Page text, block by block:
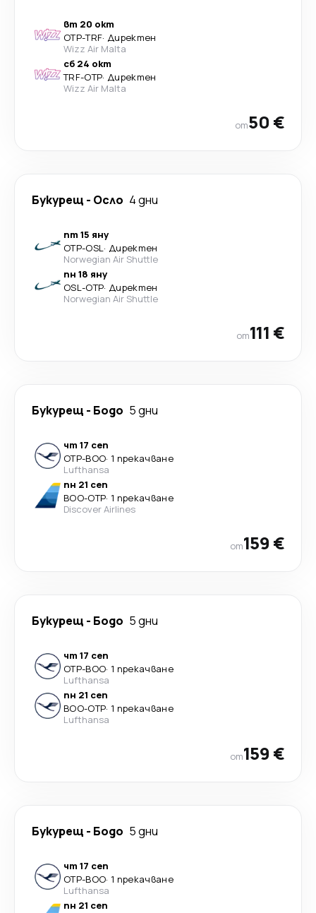
вт 20 окт
OTP-TRF· Директен
Wizz Air Malta
сб 24 окт
TRF-OTP· Директен
Wizz Air Malta
от50 €
Букурещ - Осло 4 дни
пт 15 яну
OTP-OSL· Директен
Norwegian Air Shuttle
пн 18 яну
OSL-OTP· Директен
Norwegian Air Shuttle
от111 €
Букурещ - Бодо 5 дни
чт 17 сеп
OTP-BOO· 1 прекачване
Lufthansa
пн 21 сеп
BOO-OTP· 1 прекачване
Discover Airlines
от159 €
Букурещ - Бодо 5 дни
чт 17 сеп
OTP-BOO· 1 прекачване
Lufthansa
пн 21 сеп
BOO-OTP· 1 прекачване
Lufthansa
от159 €
Букурещ - Бодо 5 дни
чт 17 сеп
OTP-BOO· 1 прекачване
Lufthansa
пн 21 сеп